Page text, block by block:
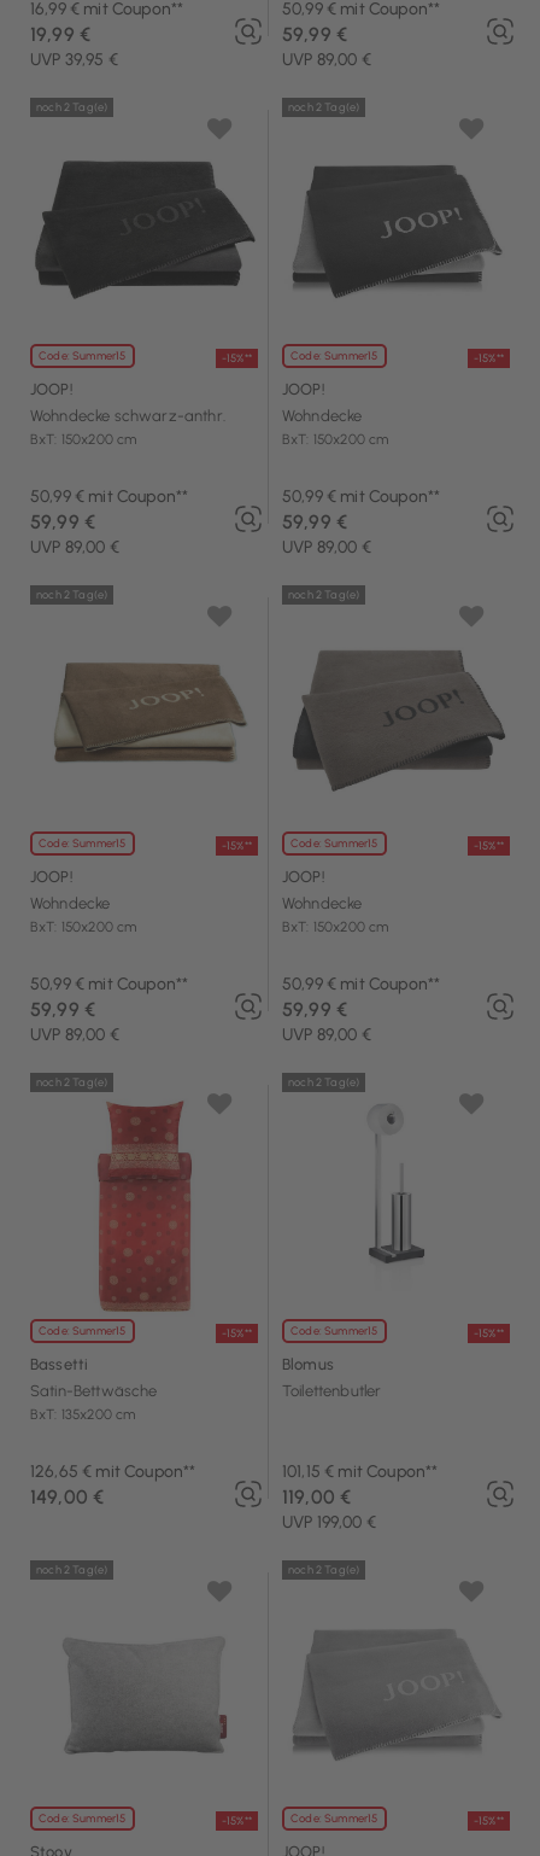
16,99 € mit Coupon**
UVP 39,95 €
19,99 €
50,99 € mit Coupon**
UVP 89,00 €
59,99 €
Code: Summer15 -15%**
noch 2 Tag(e)
JOOP!
Wohndecke schwarz-anthr.
BxT: 150x200 cm
50,99 € mit Coupon**
UVP 89,00 €
59,99 €
Code: Summer15 -15%**
noch 2 Tag(e)
JOOP!
Wohndecke
BxT: 150x200 cm
50,99 € mit Coupon**
UVP 89,00 €
59,99 €
Code: Summer15 -15%**
noch 2 Tag(e)
JOOP!
Wohndecke
BxT: 150x200 cm
50,99 € mit Coupon**
UVP 89,00 €
59,99 €
Code: Summer15 -15%**
noch 2 Tag(e)
JOOP!
Wohndecke
BxT: 150x200 cm
50,99 € mit Coupon**
UVP 89,00 €
59,99 €
Code: Summer15 -15%**
noch 2 Tag(e)
Bassetti
Satin-Bettwäsche
BxT: 135x200 cm
126,65 € mit Coupon**
149,00 €
Code: Summer15 -15%**
noch 2 Tag(e)
Blomus
Toilettenbutler
101,15 € mit Coupon**
UVP 199,00 €
119,00 €
Code: Summer15 -15%**
noch 2 Tag(e)
Stoov
Code: Summer15 -15%**
noch 2 Tag(e)
JOOP!